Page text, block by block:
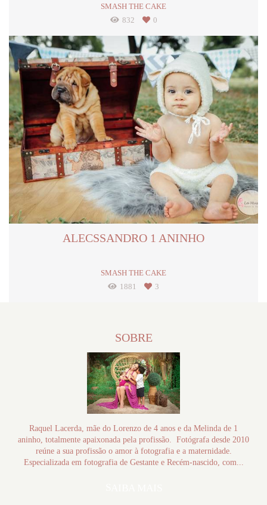
SMASH THE CAKE
832
0
ALECSSANDRO 1 ANINHO
SMASH THE CAKE
1881
3
SOBRE
Raquel Lacerda, mãe do Lorenzo de 4 anos e da Melinda de 1
aninho, totalmente apaixonada pela profissão. Fotógrafa desde 2010
reúne a sua profissão o amor à fotografia e a maternidade.
Especializada em fotografia de Gestante e Recém-nascido, com...